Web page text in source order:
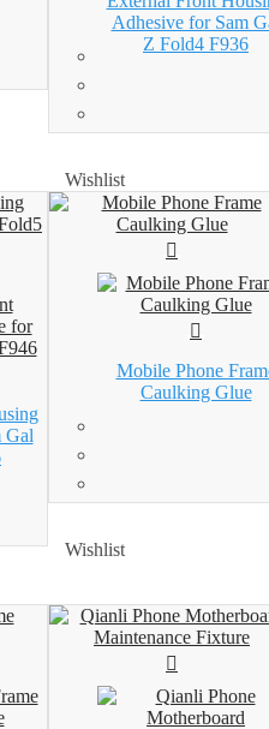
Adhesive for Sam
Z Fold4 F936
Wishlist
Gal
Mobile Phone
Caulking Glue
Wishlist